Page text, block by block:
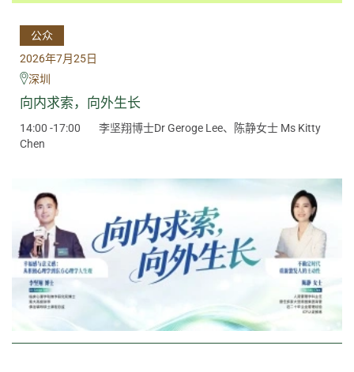
公众
2026年7月25日
深圳
向内求索，向外生长
14:00 -17:00
李坚翔博士Dr Geroge Lee、陈静女士 Ms Kitty
Chen